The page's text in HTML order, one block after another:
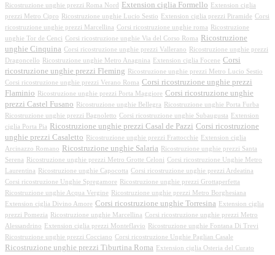
Ricostruzione unghie prezzi Roma Nord
Extension ciglia Formello
Extension ciglia
prezzi Metro Cipro
Ricostruzione unghie Lucio Sestio Extension ciglia prezzi Piramide Corsi
ricostruzione unghie prezzi Marcellina Corsi ricostruzione unghie roma
Ricostruzione
unghie Tor de Cenci Corsi ricostruzione unghie Via del Corso Roma
Ricostruzione
unghie Cinquina Corsi ricostruzione unghie prezzi Vallerano
Ricostruzione unghie prezzi
Dragoncello
Ricostruzione unghie Metro Anagnina Extension ciglia Focene Corsi
ricostruzione unghie prezzi Fleming
Ricostruzione unghie prezzi Metro Lucio Sestio
Corsi ricostruzione unghie prezzi Verano Roma Corsi ricostruzione unghie prezzi
Flaminio
Ricostruzione unghie prezzi Porta Maggiore Corsi ricostruzione unghie
prezzi Castel Fusano
Ricostruzione unghie Bellegra
Ricostruzione unghie Porta Furba
Ricostruzione unghie prezzi Bagnoletto Corsi ricostruzione unghie Subaugusta
Extension
ciglia Porta Pia
Ricostruzione unghie prezzi Casal de Pazzi Corsi ricostruzione
unghie prezzi Casaletto
Ricostruzione unghie prezzi Frattocchie
Extension ciglia
Arcinazzo Romano
Ricostruzione unghie Salaria
Ricostruzione unghie prezzi Santa
Serena
Ricostruzione unghie prezzi Metro Grotte Celoni Corsi ricostruzione Unghie Metro
Laurentina
Ricostruzione unghie Capocotta Corsi ricostruzione unghie prezzi Ardeatina
Corsi ricostruzione Unghie Spregamore
Ricostruzione unghie prezzi Grottaperfetta
Ricostruzione unghie Acqua Vergine
Ricostruzione unghie prezzi Metro Borghesiana
Extension ciglia Divino Amore Corsi ricostruzione unghie Torresina
Extension ciglia
prezzi Pomezia
Ricostruzione unghie Marcellina Corsi ricostruzione unghie prezzi Metro
Alessandrino
Extension ciglia prezzi Monteflavio
Ricostruzione unghie Fontana Di Trevi
Ricostruzione unghie prezzi Cocciano Corsi ricostruzione Unghie Paglian Casale
Ricostruzione unghie prezzi Tiburtina Roma
Extension ciglia Osteria del Curato